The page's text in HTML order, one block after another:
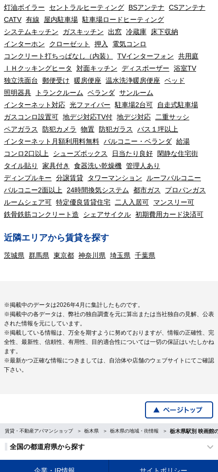
灯油ボイラー
セントラルヒーティング BSアンテナ
CSアンテナ
CATV 有線 屋内駐車場 駐車場ロードヒーティング
システムキッチン
ガスキッチン 出窓 冷蔵庫
床下収納
インターホン
クローゼット 押入
電気コンロ
コンクリート打ちっぱなし（内装）
TVインターフォン
共用庭
ＩＨクッキングヒータ
対面キッチン ディスポーザー
浴室TV
独立洗面台
郵便受け 暖房便座 温水洗浄暖房便座
ベッド
照明器具
トランクルーム ベランダ サンルーム
インターネット対応 光ファイバー 駐車場2台可
自走式駐車場
ガスコンロ設置可 地デジ対応TV付 地デジ対応 二重サッシ
ペアガラス
防犯カメラ 物置 防犯ガラス
バス１坪以上
インターネット月額利用料無料 バルコニー・ベランダ 給湯
コンロ2口以上
シューズボックス 日当たり良好
閑静な住宅街
タイル貼り
家具付き 食器洗い乾燥機 管理人あり
ディンプルキー
分譲賃貸 タワーマンション
ルーフバルコニー
バルコニー2面以上 24時間換気システム 都市ガス
プロパンガス
ルームシェア可 特定優良賃貸住宅 二人入居可
マンスリー可
鉄骨鉄筋コンクリート造
シェアサイクル 初期費用カード決済可
近隣エリアから賃貸を探す
茨城県 群馬県 東京都 神奈川県 埼玉県 千葉県
※掲載中のデータは2026年4月に集計したものです。
※掲載中の各データは、弊社の独自調査を元に算出または当社独自の見解、公表
された情報を元にしています。
※掲載している情報は、万全を期すように努めておりますが、情報の正確性、完
全性、最新性、信頼性、有用性、目的適合性については一切の保証はいたしかね
ます。
※最新かつ正確な情報につきましては、自治体や店舗のウェブサイトにてご確認
下さい。
賃貸・不動産アパマンショップ 栃木県 栃木県の地域・街情報 栃木県駅別 映画館
全国の都道府県から探す